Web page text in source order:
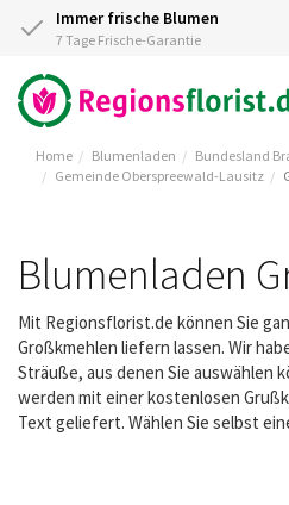
Immer frische Blumen
7 Tage Frische-Garantie
Home Blumenladen
Bundesland
Gemeinde Oberspreewald-Lausitz
Blumenladen
Mit Regionsflorist.de können Sie
Großkmehlen liefern lassen. Wir
Sträuße, aus denen Sie auswählen
werden mit einer kostenlosen
Text geliefert. Wählen Sie selbst